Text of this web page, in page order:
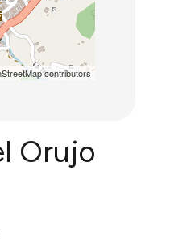
contributors
Orujo